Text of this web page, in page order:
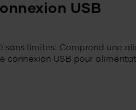
USB
limites. Comprend une
USB pour